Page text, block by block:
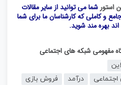
استور شما می توانید از سایر مقالات
و کاملی که کارشناسان ما برای شما
بهره مند شوید.
مفهومی شبکه های اجتماعی
درآمد
فروش بازی